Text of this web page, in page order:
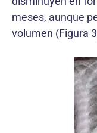
meses, aunque
volumen (Figura